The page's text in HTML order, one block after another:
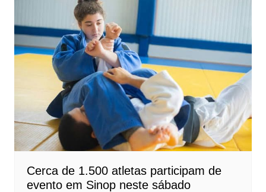
Cerca de 1.500 atletas participam de
evento em Sinop neste sábado